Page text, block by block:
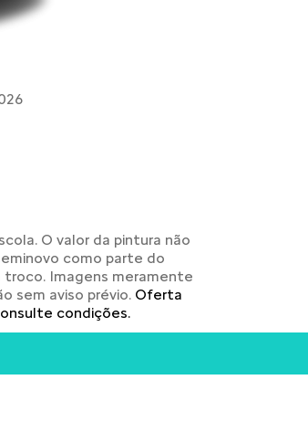
O valor da pintura não
como parte do
Imagens meramente
sem aviso prévio. Oferta
condições.